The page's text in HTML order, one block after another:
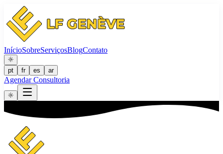
InícioSobreServiçosBlogContato
pt fr es ar
Agendar Consultoria